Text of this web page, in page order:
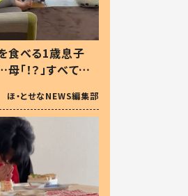
食べる1歳息子
「！？」すべてを
可愛いから許
ほ・とせなNEWS編集部